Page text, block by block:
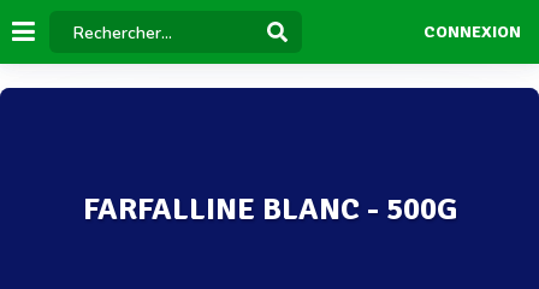
CONNEXION
FARFALLINE BLANC - 500G